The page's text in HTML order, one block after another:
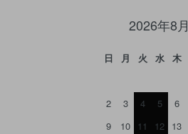
2026年8月
日 月 火 水 木
2
3 4 5 6
9
10 11 12 13